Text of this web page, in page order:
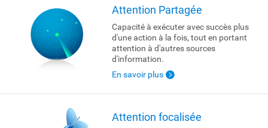
Attention Partagée
Capacité à exécuter avec succès plus
d'une action à la fois, tout en portant
attention à d'autres sources
d'information.
En savoir plus
Attention focalisée